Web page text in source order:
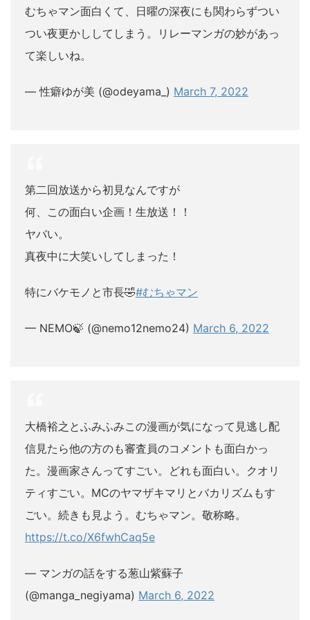
むちゃマン面白くて、日曜の深夜にも関わらずつい
つい夜更かししてしまう。リレーマンガの妙があっ
て楽しいね。
— 性癖ゆが美 (@odeyama_) March 7, 2022
第二回放送から初見なんですが
何、この面白い企画！生放送！！
ヤバい。
真夜中に大笑いしてしまった！
特にバケモノと市長🤣#むちゃマン
— NEMO🍃 (@nemo12nemo24) March 6, 2022
大橋裕之とふみふみこの漫画が気になって見逃し配
信見たら他の方のも審査員のコメントも面白かっ
た。漫画家さんってすごい。どれも面白い。クオリ
ティすごい。MCのヤマザキマリとバカリズムもす
ごい。続きも見よう。むちゃマン。敬称略。
https://t.co/X6fwhCaq5e
— マンガの話をする葱山紫蘇子
(@manga_negiyama) March 6, 2022